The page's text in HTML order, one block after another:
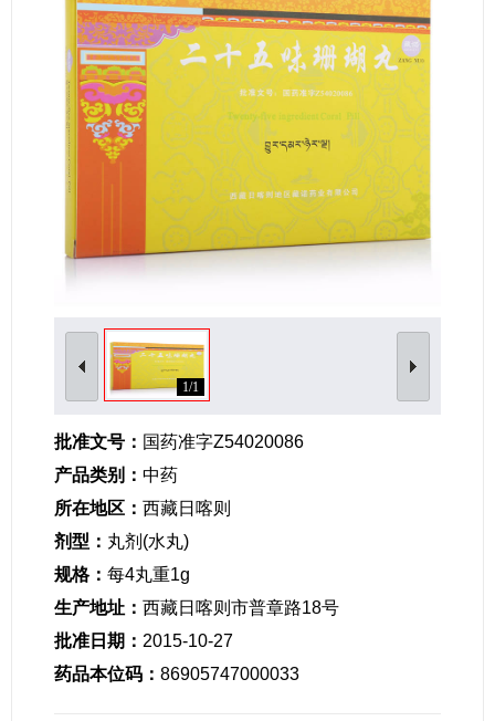
1/1
批准文号： 国药准字Z54020086
产品类别： 中药
所在地区： 西藏日喀则
剂型： 丸剂(水丸)
规格： 每4丸重1g
生产地址： 西藏日喀则市普章路18号
批准日期： 2015-10-27
药品本位码： 86905747000033